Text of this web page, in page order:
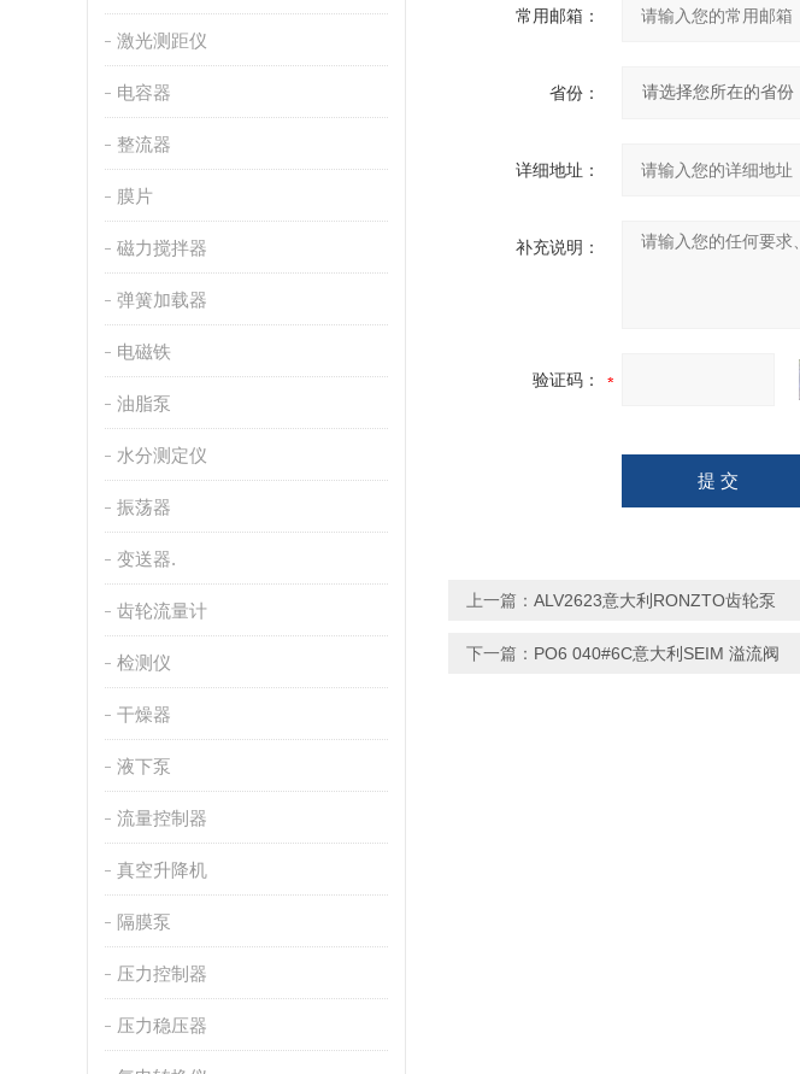
激光测距仪
电容器
整流器
膜片
磁力搅拌器
弹簧加载器
电磁铁
油脂泵
水分测定仪
振荡器
变送器.
齿轮流量计
检测仪
干燥器
液下泵
流量控制器
真空升降机
隔膜泵
压力控制器
压力稳压器
常用邮箱：
省份：
详细地址：
补充说明：
验证码：
上一篇： ALV2623意大利RONZTO齿轮泵
下一篇： PO6 040#6C意大利SEIM 溢流阀